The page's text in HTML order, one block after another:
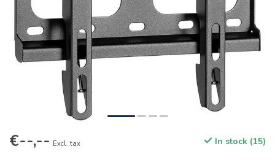
€--,-- Excl. tax In stock (15)